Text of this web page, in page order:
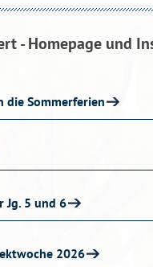
- Homepage und
die Sommerferien
Jg. 5 und 6
2026